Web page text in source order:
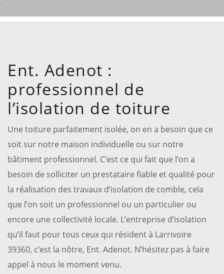
Ent. Adenot :
professionnel de
l’isolation de toiture
Une toiture parfaitement isolée, on en a besoin que ce
soit sur notre maison individuelle ou sur notre
bâtiment professionnel. C’est ce qui fait que l’on a
besoin de solliciter un prestataire fiable et qualité pour
la réalisation des travaux d’isolation de comble, cela
que l’on soit un professionnel ou un particulier ou
encore une collectivité locale. L’entreprise d’isolation
qu’il faut pour tous ceux qui résident à Larrivoire
39360, c’est la nôtre, Ent. Adenot. N’hésitez pas à faire
appel à nous le moment venu.